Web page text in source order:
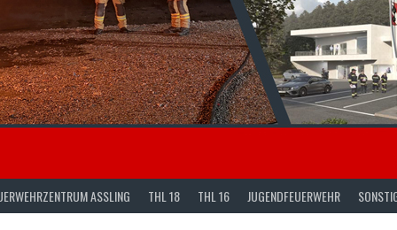
ASSLING THL 18 THL 16 JUGENDFEUERWEHR